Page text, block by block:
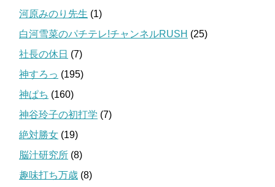
河原みのり先生 (1)
白河雪菜のパチテレ!チャンネルRUSH (25)
社長の休日 (7)
神すろっ (195)
神ぱち (160)
神谷玲子の初打学 (7)
絶対勝女 (19)
脳汁研究所 (8)
趣味打ち万歳 (8)